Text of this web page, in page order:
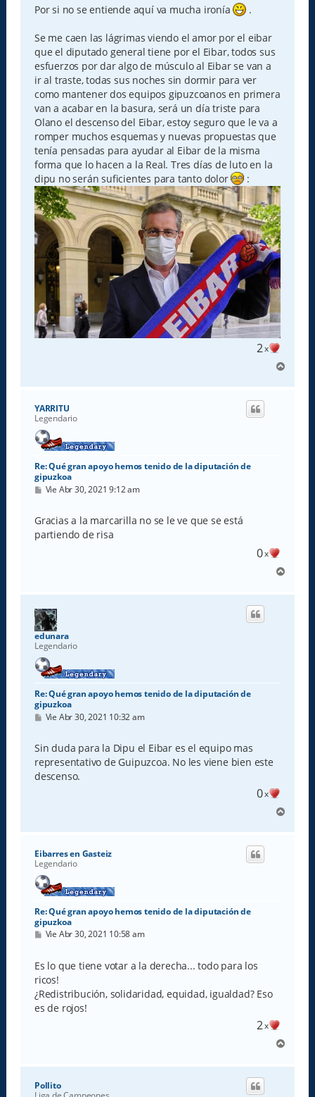
s
a
e
Por si no se entiende aquí va mucha ironía .
Se me caen las lágrimas viendo el amor por el eibar
que el diputado general tiene por el Eibar, todos sus
esfuerzos por dar algo de músculo al Eibar se van a
ir al traste, todas sus noches sin dormir para ver
como mantener dos equipos gipuzcoanos en primera
van a acabar en la basura, será un día triste para
Olano el descenso del Eibar, estoy seguro que le va a
romper muchos esquemas y nuevas propuestas que
tenía pensadas para ayudar al Eibar de la misma
forma que lo hacen a la Real. Tres días de luto en la
dipu no serán suficientes para tanto dolor
:
2x
r
YARRITU
Legendario
Re: Qué gran apoyo hemos tenido de la diputación de
gipuzkoa
M
s
a
j
Vie Abr 30, 2021 9:12 am
Gracias a la marcarilla no se le ve que se está
partiendo de risa
0x
r
edunara
Legendario
Re: Qué gran apoyo hemos tenido de la diputación de
gipuzkoa
M
s
a
j
e
Vie Abr 30, 2021 10:32 am
Sin duda para la Dipu el Eibar es el equipo mas
representativo de Guipuzcoa. No les viene bien este
descenso.
0x
r
Eibarres en Gasteiz
Legendario
Re: Qué gran apoyo hemos tenido de la diputación de
gipuzkoa
M
s
a
j
e
Vie Abr 30, 2021 10:58 am
Es lo que tiene votar a la derecha... todo para los
ricos!
¿Redistribución, solidaridad, equidad, igualdad? Eso
es de rojos!
2x
r
Pollito